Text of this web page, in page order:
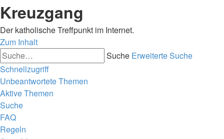
Kreuzgang
Der katholische Treffpunkt im Internet.
Zum Inhalt
Suche Erweiterte Suche
Schnellzugriff
Unbeantwortete Themen
Aktive Themen
Suche
FAQ
Regeln